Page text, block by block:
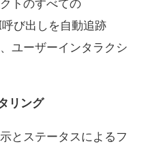
び出しを自動追跡
ユーザーインタラクシ
リング
とステータスによるフ